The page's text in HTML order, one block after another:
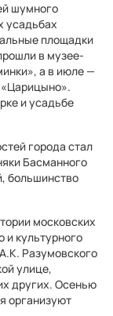
шумного
усадьбах
площадки
в музее-
а в июле —
и усадьбе
города стал
Басманного
большинство
московских
и культурного
Разумовского
улице,
других. Осенью
организуют